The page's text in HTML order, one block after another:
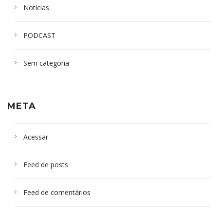
Notícias
PODCAST
Sem categoria
META
Acessar
Feed de posts
Feed de comentários